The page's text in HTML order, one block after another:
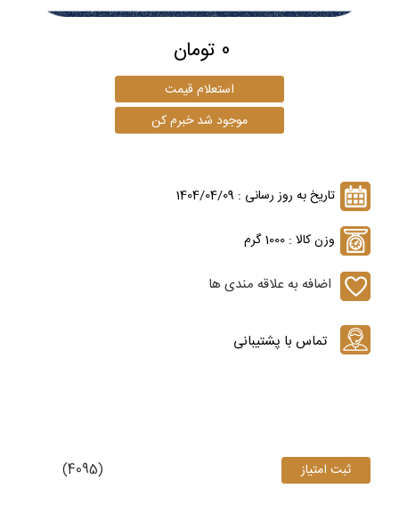
0 تومان
تاریخ به روز رسانی : 1404/04/09
وزن کالا : 1000 گرم
اضافه به علاقه مندی ها
(4095)